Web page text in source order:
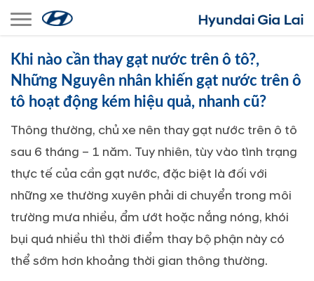
Toggle navigation
Khi nào cần thay gạt nước trên ô tô?,
Những Nguyên nhân khiến gạt nước trên ô
tô hoạt động kém hiệu quả, nhanh cũ?
Thông thường, chủ xe nên thay gạt nước trên ô tô
sau 6 tháng – 1 năm. Tuy nhiên, tùy vào tình trạng
thực tế của cần gạt nước, đặc biệt là đối với
những xe thường xuyên phải di chuyển trong môi
trường mưa nhiều, ẩm ướt hoặc nắng nóng, khói
bụi quá nhiều thì thời điểm thay bộ phận này có
thể sớm hơn khoảng thời gian thông thường.